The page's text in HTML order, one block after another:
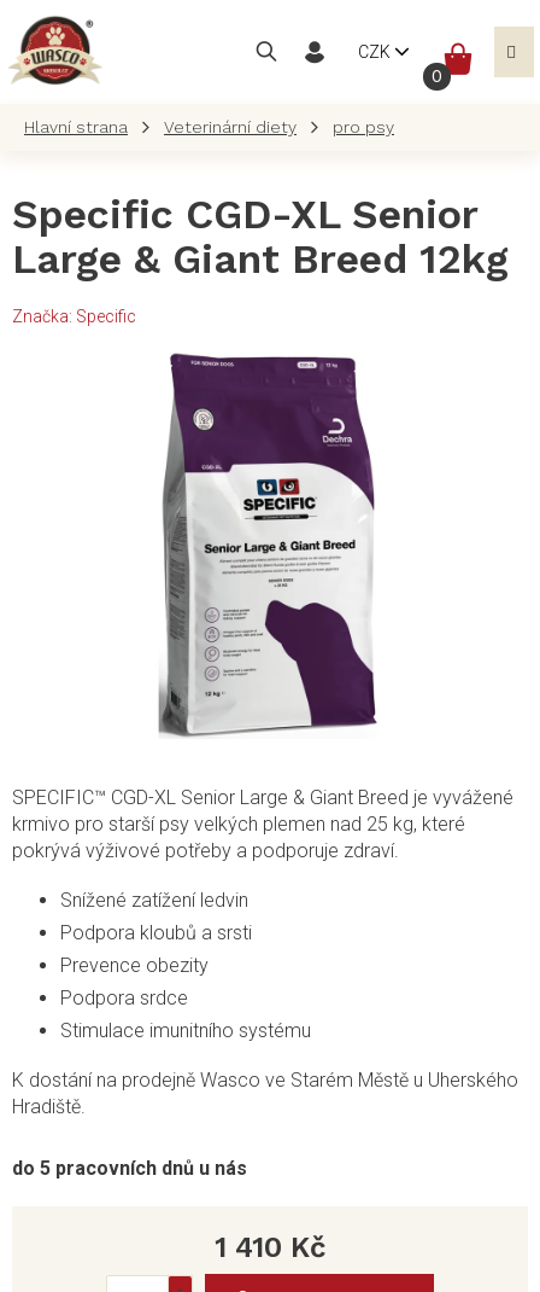
obsah
CZK
Veterinární diety pro psy
Specific CGD-XL Senior
Large & Giant Breed 12kg
Značka: Specific
do 5 pracovních dnů u nás
SPECIFIC™ CGD-XL Senior Large & Giant Breed je vyvážené
krmivo pro starší psy velkých plemen nad 25 kg, které
pokrývá výživové potřeby a podporuje zdraví.
Snížené zatížení ledvin
Podpora kloubů a srsti
Prevence obezity
Podpora srdce
Stimulace imunitního systému
K dostání na prodejně Wasco ve Starém Městě u Uherského
Hradiště.
1 410 Kč